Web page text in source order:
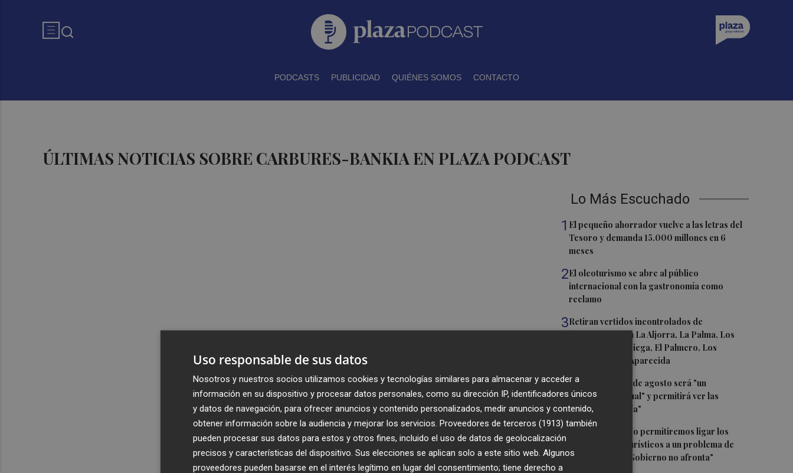
PODCASTS PUBLICIDAD QUIÉNES SOMOS CONTACTO
ÚLTIMAS NOTICIAS SOBRE CARBURES-BANKIA EN PLAZA PODCAST
Lo Más Escuchado
1 El pequeño ahorrador vuelve a las letras del
Tesoro y demanda 15.000 millones en 6
meses
2El oleoturismo se abre al público
internacional con la gastronomía como
reclamo
3Retiran vertidos incontrolados de
fibrocemento en La Aljorra, La Palma, Los
Belones, Torreciega, El Palmero, Los
Chorrillos y La Aparecida
4El eclipse del 12 de agosto será "un
espectáculo visual" y permitirá ver las
perseidas "de día"
5
Marián Cano: "No permitiremos ligar los
apartamentos turísticos a un problema de
vivienda que el Gobierno no afronta"
Uso responsable de sus datos
Nosotros y nuestros socios utilizamos cookies y tecnologías similares para almacenar y acceder a
información en su dispositivo y procesar datos personales, como su dirección IP, identificadores únicos
y datos de navegación, para ofrecer anuncios y contenido personalizados, medir anuncios y contenido,
obtener información sobre la audiencia y mejorar los servicios. Proveedores de terceros (1913) también
pueden procesar sus datos para estos y otros fines, incluido el uso de datos de geolocalización
precisos y características del dispositivo. Sus elecciones se aplican solo a este sitio web. Algunos
proveedores pueden basarse en el interés legítimo en lugar del consentimiento; tiene derecho a